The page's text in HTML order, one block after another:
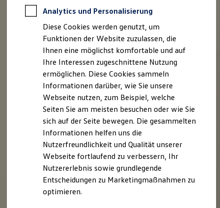
Zertifizierte Gebrauchtwagen
Für Privatkunden
Für Gewerbekunden
Leasing
Für Privatkunden
Für Gewerbekunden
Versicherungen & Garantien
Garantien
Kfz-Versicherung für Nutzfahrzeuge
Restschuldversicherung
Wartungsverträge
Besitzer & Service
Reparatur & Service
Sommer-Special
Reparatur, Pflege & Inspektion
Servicetermin anfragen
Service-Vorteile bei Volkswagen Nutzfahrzeuge
ServicePlus
Economy Service
Räder & Reifen Service
Ersatzfahrzeuge
Analytics und Personalisierung
Diese Cookies werden genutzt, um
Funktionen der Website zuzulassen, die
Ihnen eine möglichst komfortable und auf
Ihre Interessen zugeschnittene Nutzung
ermöglichen. Diese Cookies sammeln
Informationen darüber, wie Sie unsere
Webseite nutzen, zum Beispiel, welche
Seiten Sie am meisten besuchen oder wie Sie
sich auf der Seite bewegen. Die gesammelten
Informationen helfen uns die
Nutzerfreundlichkeit und Qualität unserer
Webseite fortlaufend zu verbessern, Ihr
Nutzererlebnis sowie grundlegende
Entscheidungen zu Marketingmaßnahmen zu
optimieren.